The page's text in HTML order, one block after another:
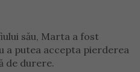
său, Marta a fost
a putea accepta pierderea
de durere.